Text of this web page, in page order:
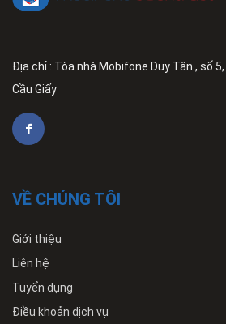
Địa chỉ : Tòa nhà Mobifone Duy Tân , số
Cầu Giấy
VỀ CHÚNG TÔI
Giới thiệu
Liên hệ
Tuyển dụng
Điều khoản dịch vụ